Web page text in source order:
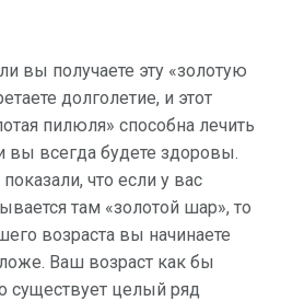
вы получаете эту «золотую
долголетие, и этот
пилюля» способна лечить
всегда будете здоровы.
что если у вас
там «золотой шар», то
возраста вы начинаете
Ваш возраст как бы
существует целый ряд